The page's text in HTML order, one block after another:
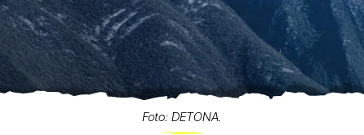
Foto: DETONA.